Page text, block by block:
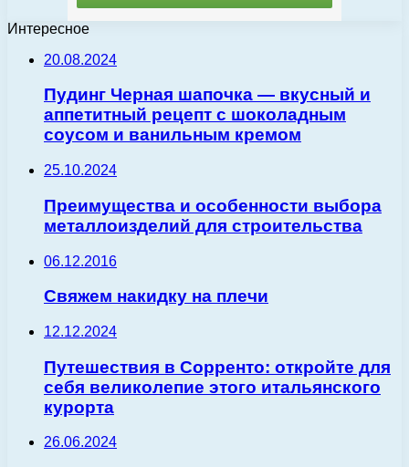
Интересное
20.08.2024
Пудинг Черная шапочка — вкусный и
аппетитный рецепт с шоколадным
соусом и ванильным кремом
25.10.2024
Преимущества и особенности выбора
металлоизделий для строительства
06.12.2016
Свяжем накидку на плечи
12.12.2024
Путешествия в Сорренто: откройте для
себя великолепие этого итальянского
курорта
26.06.2024